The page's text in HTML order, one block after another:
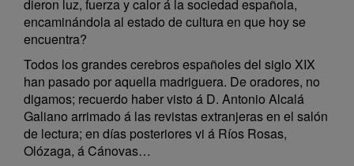
dieron luz, fuerza y calor á la sociedad española,
encaminándola al estado de cultura en que hoy se
encuentra?
Todos los grandes cerebros españoles del siglo XIX
han pasado por aquella madriguera. De oradores, no
digamos; recuerdo haber visto á D. Antonio Alcalá
Galiano arrimado á las revistas extranjeras en el salón
de lectura; en días posteriores vi á Ríos Rosas,
Olózaga, á Cánovas…